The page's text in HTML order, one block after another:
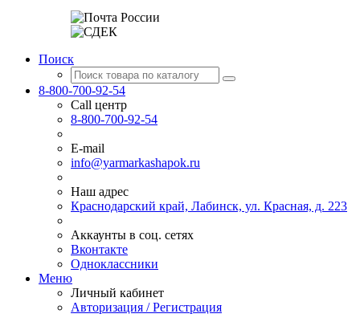
Поиск
8-800-700-92-54
Call центр
8-800-700-92-54
E-mail
info@yarmarkashapok.ru
Наш адрес
Краснодарский край, Лабинск, ул. Красная, д. 223
Аккаунты в соц. сетях
Вконтакте
Одноклассники
Меню
Личный кабинет
Авторизация / Регистрация